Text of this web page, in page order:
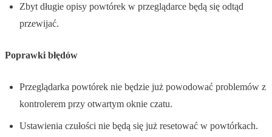
Zbyt długie opisy powtórek w przeglądarce będą się odtąd
przewijać.
Poprawki błędów
Przeglądarka powtórek nie będzie już powodować problemów z
kontrolerem przy otwartym oknie czatu.
Ustawienia czułości nie będą się już resetować w powtórkach.